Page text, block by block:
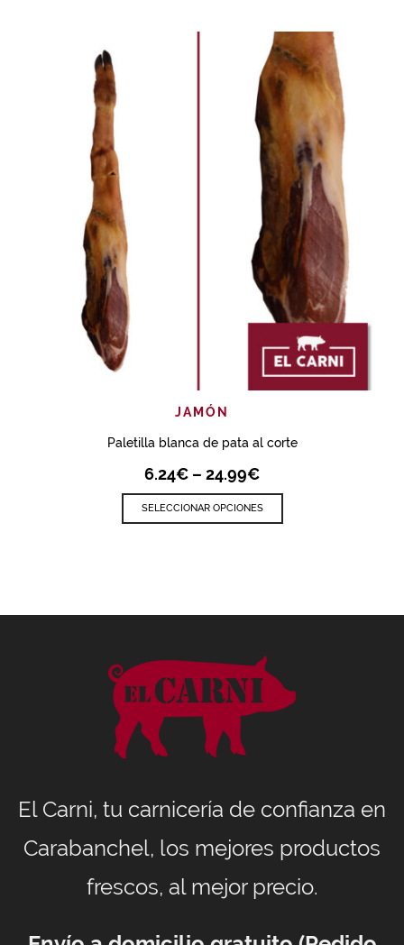
JAMÓN
Paletilla blanca de pata al corte
6.24€ – 24.99€
SELECCIONAR OPCIONES
El Carni, tu carnicería de confianza en
Carabanchel, los mejores productos
frescos, al mejor precio.